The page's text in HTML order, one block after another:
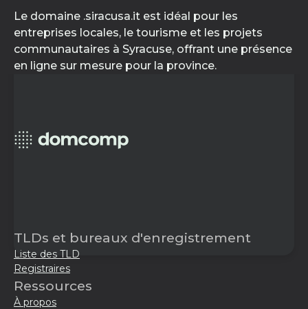
Le domaine .siracusa.it est idéal pour les
entreprises locales, le tourisme et les projets
communautaires à Syracuse, offrant une présence
en ligne sur mesure pour la province.
TLDs et bureaux d'enregistrement
Liste des TLD
Registraires
Ressources
À propos